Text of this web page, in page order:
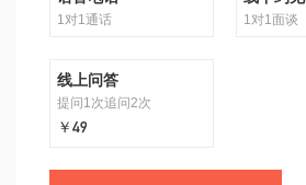
1对1通话
1对1面谈
线上问答
提问1次追问2次
￥49